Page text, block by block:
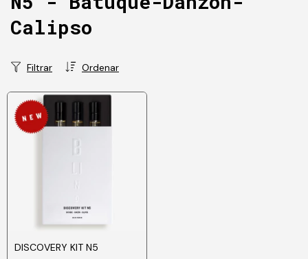
Calipso
Ordenar
Filtrar
DISCOVERY KIT N5